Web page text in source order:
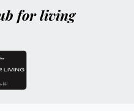
for living